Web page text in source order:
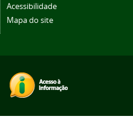
Acessibilidade
Mapa do site